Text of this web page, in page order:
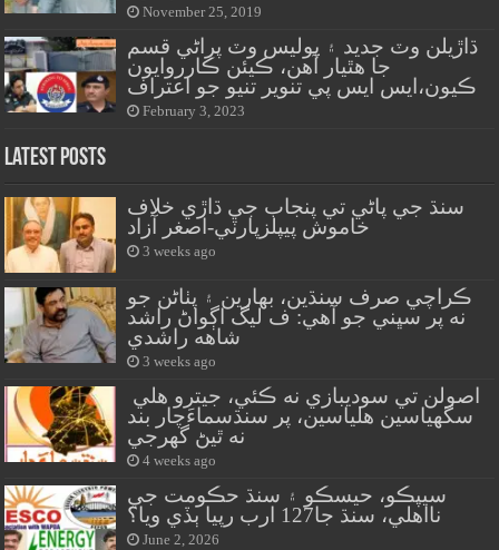
November 25, 2019
ڌاڙيلن وٽ جديد ۽ پوليس وٽ پراڻي قسم
جا هٿيار آهن، ڪيئن ڪارروايون
ڪيون،ايس ايس پي تنوير تنيو جو اعتراف
February 3, 2023
Latest Posts
سنڌ جي پاڻي تي پنجاب جي ڌاڙي خلاف
خاموش پيپلزپارٽي-اصغر آزاد
3 weeks ago
ڪراچي صرف سنڌين، بهارين ۽ پٺاڻن جو
نه پر سڀني جو آهي: ف ليگ اڳواڻ راشد
شاهه راشدي
3 weeks ago
سگهياسين هلياسين، پر سنڌسماءَچار بند
نه ٿيڻ گهرجي
4 weeks ago
سيپڪو، حيسڪو ۽ سنڌ حڪومت جي
نااهلي، سنڌ جا127 ارب رپيا ٻڏي ويا؟
June 2, 2026